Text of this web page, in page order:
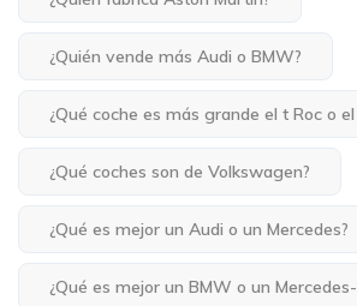
¿Quién vende más Audi o BMW?
¿Qué coche es más grande el t Roc o
¿Qué coches son de Volkswagen?
¿Qué es mejor un Audi o un Mercedes?
¿Qué es mejor un BMW o un